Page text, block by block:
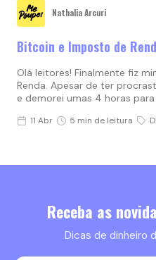
Nathalia Arcuri
Bitcoin e Imposto de
Olá leitores! Finalmente fiz
Renda. Apesar de ter
e demorei umas 4 horas
11 Abr 5 min de leitura
Receba as
Dicas de dinheiro